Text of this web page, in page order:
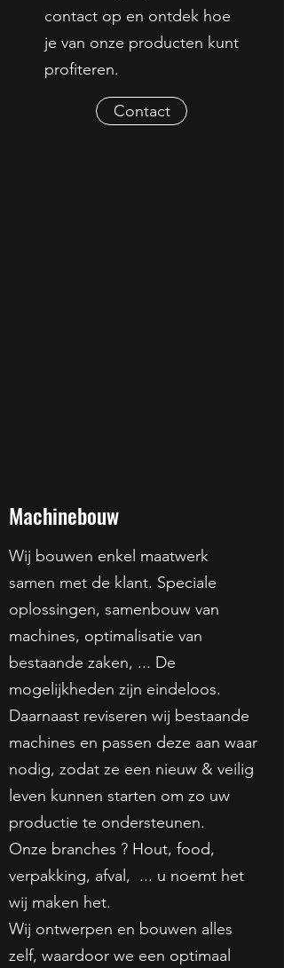
contact op en ontdek hoe
je van onze producten kunt
profiteren.
Contact
Machinebouw
Wij bouwen enkel maatwerk
samen met de klant. Speciale
oplossingen, samenbouw van
machines, optimalisatie van
bestaande zaken, ... De
mogelijkheden zijn eindeloos.
Daarnaast reviseren wij bestaande
machines en passen deze aan waar
nodig, zodat ze een nieuw & veilig
leven kunnen starten om zo uw
productie te ondersteunen.
Onze branches ? Hout, food,
verpakking, afval, ... u noemt het
wij maken het.
Wij ontwerpen en bouwen alles
zelf, waardoor we een optimaal